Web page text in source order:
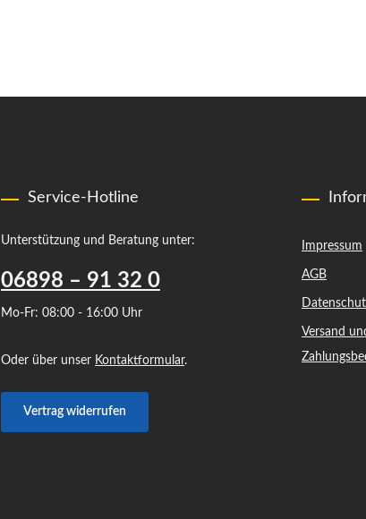
Service-Hotline
Unterstützung und Beratung unter:
06898 – 91 32 0
Mo-Fr: 08:00 - 16:00 Uhr
Oder über unser Kontaktformular.
Vertrag widerrufen
Impressum
AGB
Versand